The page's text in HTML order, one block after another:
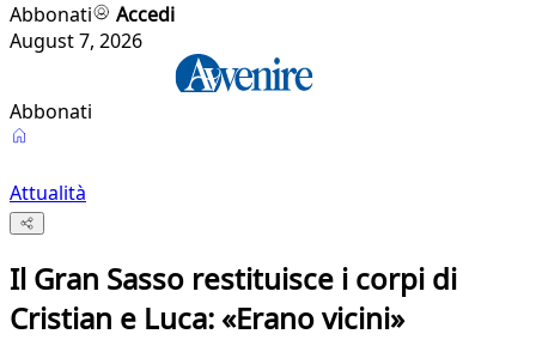
Abbonati
Accedi
August 7, 2026
Abbonati
Attualità
Il Gran Sasso restituisce i corpi di
Cristian e Luca: «Erano vicini»